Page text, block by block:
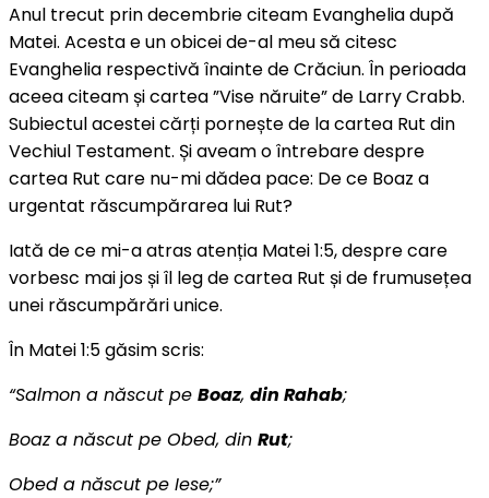
Anul trecut prin decembrie citeam Evanghelia după
Matei. Acesta e un obicei de-al meu să citesc
Evanghelia respectivă înainte de Crăciun. În perioada
aceea citeam și cartea ”Vise năruite” de Larry Crabb.
Subiectul acestei cărți pornește de la cartea Rut din
Vechiul Testament. Și aveam o întrebare despre
cartea Rut care nu-mi dădea pace: De ce Boaz a
urgentat răscumpărarea lui Rut?
Iată de ce mi-a atras atenția Matei 1:5, despre care
vorbesc mai jos și îl leg de cartea Rut și de frumusețea
unei răscumpărări unice.
În Matei 1:5 găsim scris:
“Salmon a născut pe Boaz, din Rahab;
Boaz a născut pe Obed, din Rut;
Obed a născut pe Iese;”